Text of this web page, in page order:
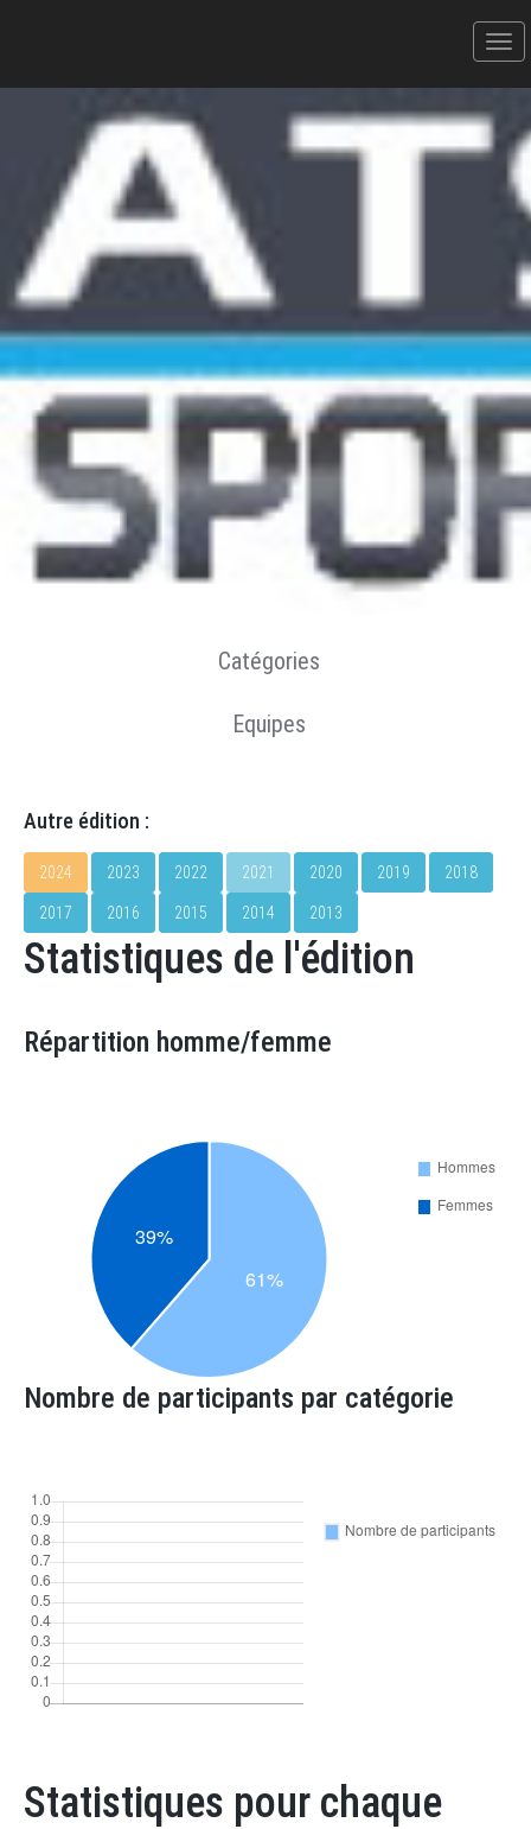
TRAIL DES LUCIOLES DE NUIT -
02/03/2024
14 km Solo
Partager
Erratum
Donner votre avis
Aperçu
Résultats
Catégories
Equipes
Autre édition :
2024 2023 2022 2021 2020 2019 2018
2017 2016 2015 2014 2013
Statistiques de l'édition
Répartition homme/femme
Nombre de participants par catégorie
Statistiques pour chaque